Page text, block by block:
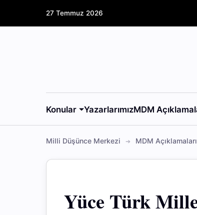
27 Temmuz 2026
Konular YazarlarımızMDM
Milli Düşünce Merkezi MDM Açıklamaları
Yüce Türk